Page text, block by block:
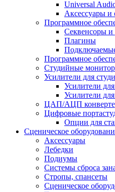
Universal
Аксессуары и
Программное
Cеквенсоры и
Плагины
Программное
Студийные
Усилители для
Усилители
Усилители
ЦАП/АЦП
Цифровые
Опции для
Сценическое
Аксессуары
Лебедки
Подиумы
Системы сброса
Стропы, спансеты
Сценическое